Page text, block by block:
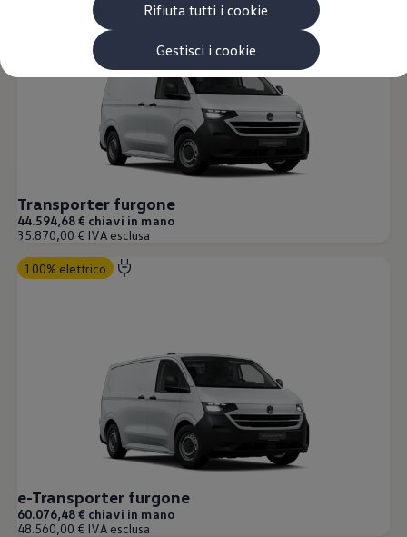
Rifiuta tutti i cookie
Gestisci i cookie
Garanzia Usato
Assicurazioni
Clienti Business
Gamma, promozioni e servizi
Service Flotte
Area Contatti Clienti Business
Servizi Finanziari
Progetto Valore Volkswagen
Più Credito
Noleggio
Leasing Finanziario
Servizi Assicurativi
Polizza Protezione Credito
Assicurazione GAP Protezioneventi
Estensione Garanzia Usato
Furto e incendio
Sistemi di Identificazione Veicolo
Listini e Dati tecnici
Veicoli in pronta consegna
Mobilità elettrica e Ibrida Plug-In
Guida sui veicoli elettrici e sulle batterie
Veicoli elettrici
Soluzioni di ricarica e autonomia
Simulatore del tempo di ricarica
Simulatore dell’autonomia
Ricarica domestica
Ricarica in movimento
Accessori per la ricarica
Transporter furgone
44.594,68 € chiavi in mano
35.870,00 € IVA esclusa
100% elettrico
e-Transporter furgone
60.076,48 € chiavi in mano
48.560,00 € IVA esclusa